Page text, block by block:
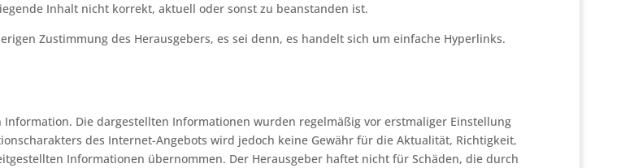
Inhalt nicht korrekt, aktuell oder sonst zu beanstanden ist.
Zustimmung des Herausgebers, es sei denn, es handelt sich um einfache Hyperlinks.
Die dargestellten Informationen wurden regelmäßig vor erstmaliger Einstellung
des Internet-Angebots wird jedoch keine Gewähr für die Aktualität, Richtigkeit,
Informationen übernommen. Der Herausgeber haftet nicht für Schäden, die durch